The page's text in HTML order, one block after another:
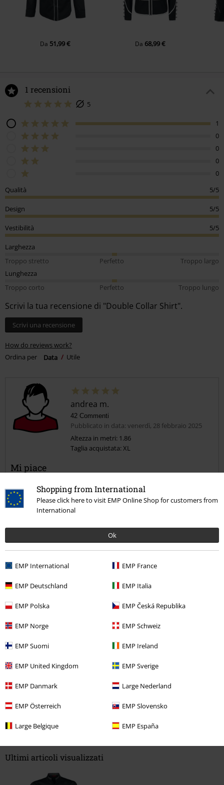
Shopping from International
Please click here to visit EMP Online Shop for customers from
International
Ok
EMP International EMP France
EMP Deutschland EMP Italia
EMP Polska EMP Česká Republika
EMP Norge EMP Schweiz
EMP Suomi EMP Ireland
EMP United Kingdom EMP Sverige
EMP Danmark Large Nederland
EMP Österreich EMP Slovensko
Large Belgique EMP España
Da 51,99 € Da 68,99 €
1 recensioni
5
1
0
0
0
0
Qualità
5/5
Design 5/5
Vestibilità 5/5
Larghezza
Troppo stretto
Perfetto
Troppo largo
Lunghezza
Troppo corto
Perfetto Troppo lungo
Scrivi la tua recensione di "Double Collar Shirt".
Scrivi una recensione
How do reviews work?
Ordina per
Data Utile
andrea m.
42 Commenti
Pubblicato in data: venerdì, 28 febbraio 2025
Altezza in metri: 1.86
Taglia acquistata: XL
Mi piace
pennello ed è comodissima.
Qualità
Larghezza
Troppo stretto
Perfetto
Troppo largo
Troppo corto
Perfetto
Recensione verificata
Il commento è stato utile?
Ultimi articoli visualizzati